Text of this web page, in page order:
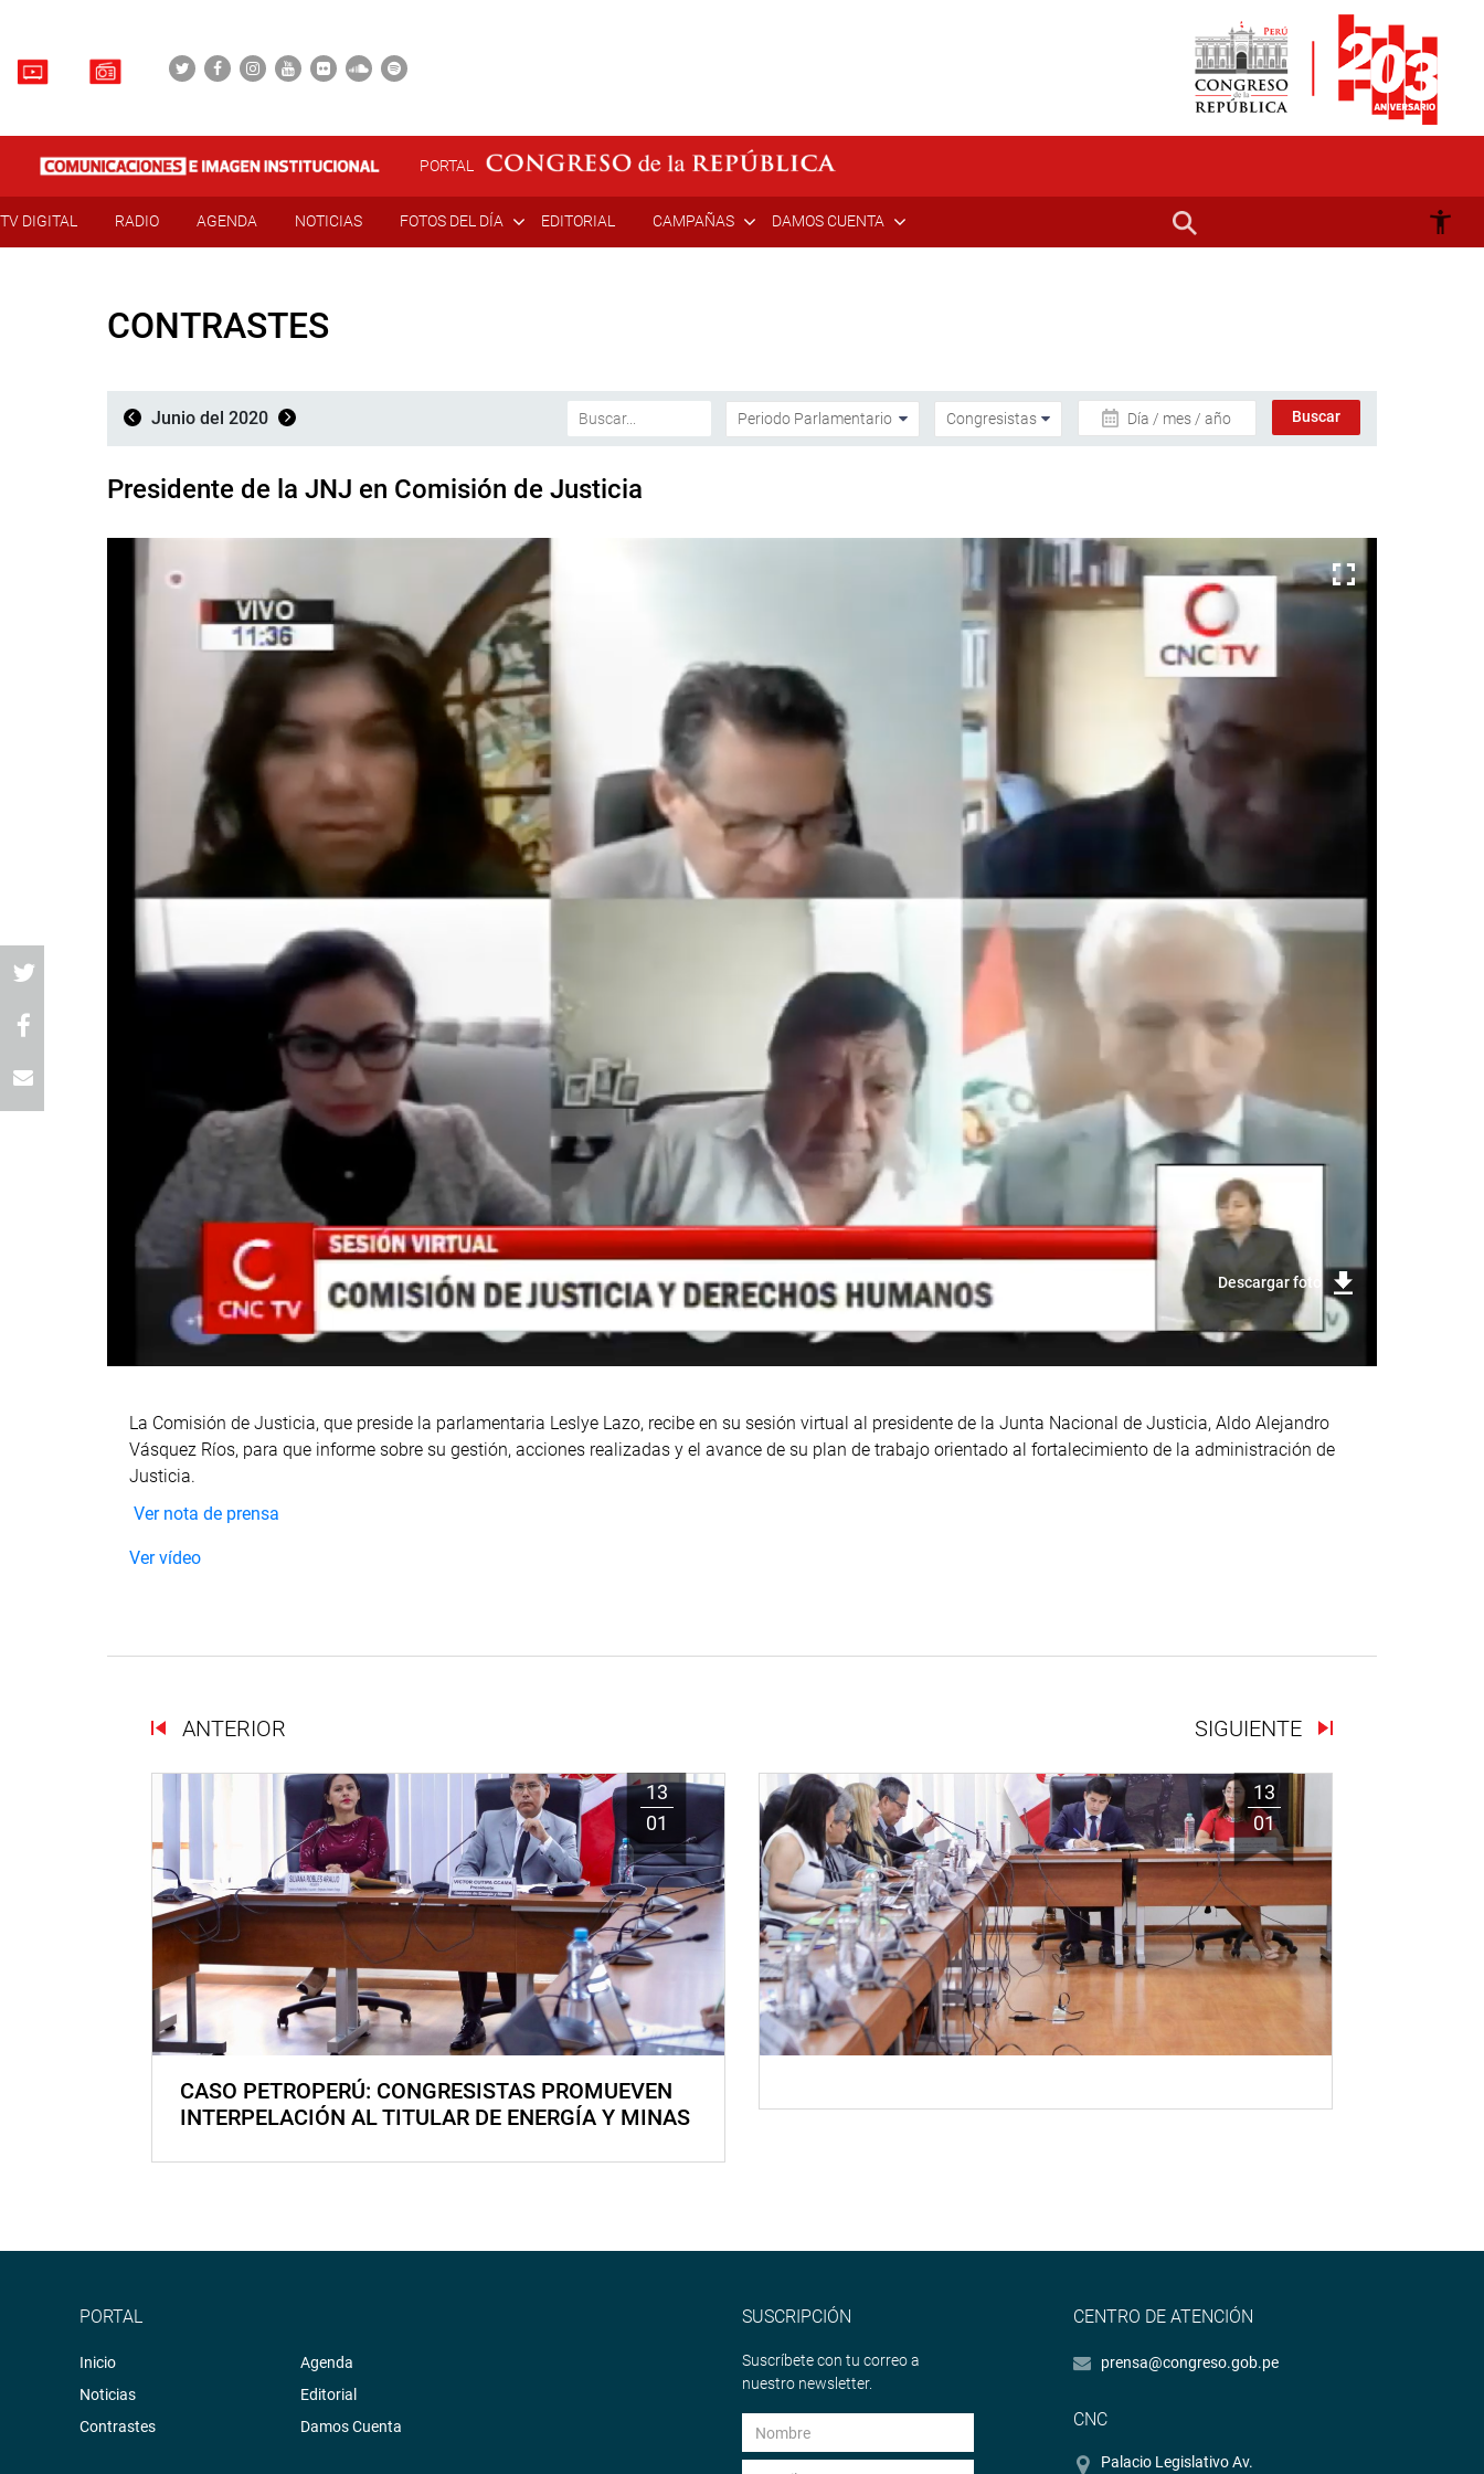
PORTAL
TV DIGITAL RADIO AGENDA NOTICIAS FOTOS DEL DÍA EDITORIAL CAMPAÑAS DAMOS CUENTA
CONTRASTES
Junio del 2020 Día / mes / año
Presidente de la JNJ en Comisión de Justicia
Descargar foto
La Comisión de Justicia, que preside la parlamentaria Leslye Lazo, recibe en su sesión virtual al presidente de la Junta Nacional de Justicia, Aldo Alejandro
Vásquez Ríos, para que informe sobre su gestión, acciones realizadas y el avance de su plan de trabajo orientado al fortalecimiento de la administración de
Justicia.
Ver nota de prensa
Ver vídeo
ANTERIOR SIGUIENTE
13
01
CASO PETROPERÚ: CONGRESISTAS PROMUEVEN
INTERPELACIÓN AL TITULAR DE ENERGÍA Y MINAS
13
01
PORTAL
Inicio
Noticias
Contrastes
Agenda
Editorial
Damos Cuenta
SUSCRIPCIÓN
Suscríbete con tu correo a
nuestro newsletter.
CENTRO DE ATENCIÓN
prensa@congreso.gob.pe
CNC
Palacio Legislativo Av.